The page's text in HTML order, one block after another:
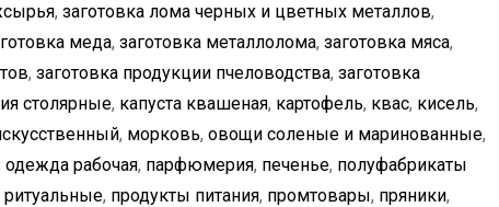
, заготовка лома черных и цветных металлов,
меда, заготовка металлолома, заготовка мяса,
, заготовка продукции пчеловодства, заготовка
столярные, капуста квашеная, картофель, квас, кисель,
, морковь, овощи соленые и маринованные,
одежда рабочая, парфюмерия, печенье, полуфабрикаты
, продукты питания, промтовары, пряники,